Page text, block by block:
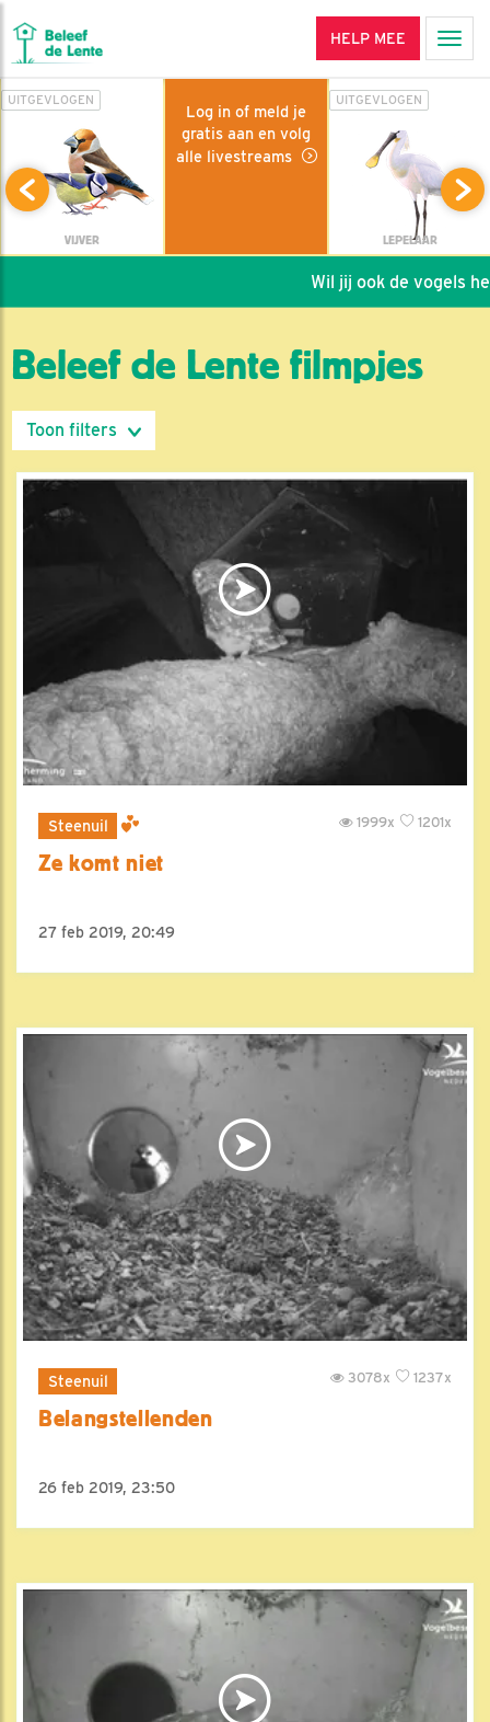
HELP MEE
UITGEVLOGEN
VIJVER
Log in of meld je
gratis aan en volg
alle livestreams
UITGEVLOGEN
LEPELAAR
Wil jij ook de vogels
Beleef de Lente filmpjes
Steenuil 1201x
1999x
Ze komt niet
27 feb 2019, 20:49
Steenuil 1237x
3078x
Belangstellenden
26 feb 2019, 23:50